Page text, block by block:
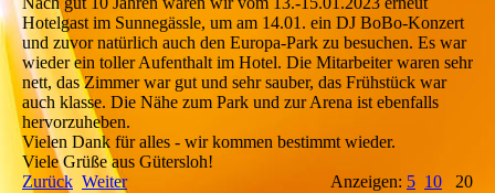
Hotelgast im Sunnegässle, um am 14.01. ein DJ BoBo-Konzert
und zuvor natürlich auch den Europa-Park zu besuchen. Es war
wieder ein toller Aufenthalt im Hotel. Die Mitarbeiter waren sehr
nett, das Zimmer war gut und sehr sauber, das Frühstück war
auch klasse. Die Nähe zum Park und zur Arena ist ebenfalls
hervorzuheben.
Vielen Dank für alles - wir kommen bestimmt wieder.
Viele Grüße aus Gütersloh!
Zurück Weiter Anzeigen: 5 10 20